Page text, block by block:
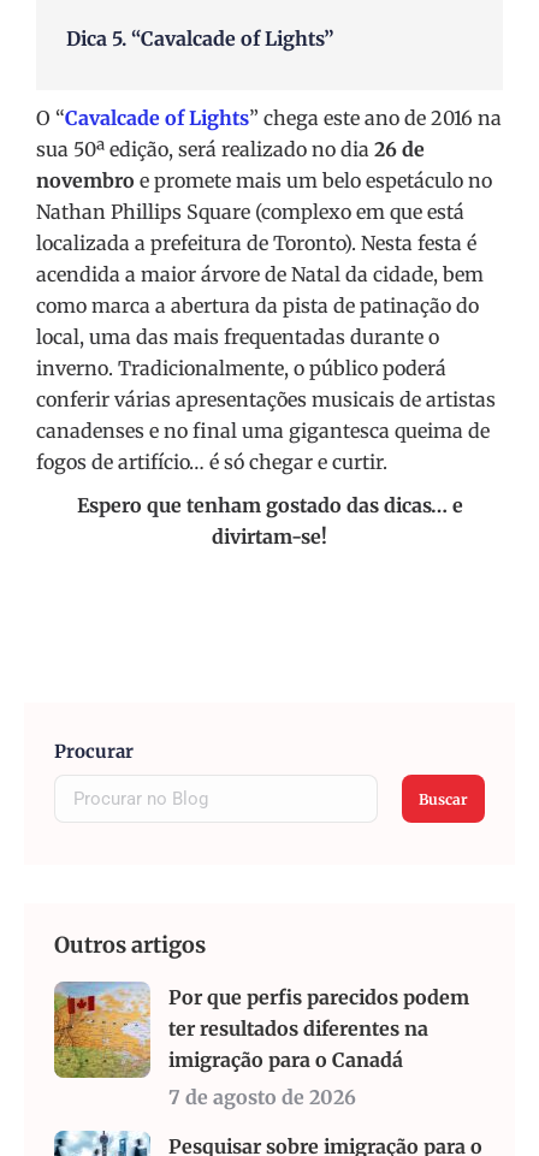
Dica 5. “Cavalcade of Lights”
O “Cavalcade of Lights” chega este ano de 2016 na
sua 50ª edição, será realizado no dia 26 de
novembro e promete mais um belo espetáculo no
Nathan Phillips Square (complexo em que está
localizada a prefeitura de Toronto). Nesta festa é
acendida a maior árvore de Natal da cidade, bem
como marca a abertura da pista de patinação do
local, uma das mais frequentadas durante o
inverno. Tradicionalmente, o público poderá
conferir várias apresentações musicais de artistas
canadenses e no final uma gigantesca queima de
fogos de artifício… é só chegar e curtir.
Espero que tenham gostado das dicas… e
divirtam-se!
Procurar
Buscar
Outros artigos
Por que perfis parecidos podem
ter resultados diferentes na
imigração para o Canadá
7 de agosto de 2026
Pesquisar sobre imigração para o